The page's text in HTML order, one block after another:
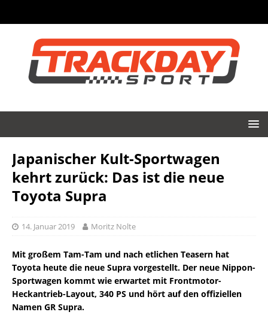
Japanischer Kult-Sportwagen
kehrt zurück: Das ist die neue
Toyota Supra
14. Januar 2019 Moritz Nolte
Mit großem Tam-Tam und nach etlichen Teasern hat
Toyota heute die neue Supra vorgestellt. Der neue Nippon-
Sportwagen kommt wie erwartet mit Frontmotor-
Heckantrieb-Layout, 340 PS und hört auf den offiziellen
Namen GR Supra.